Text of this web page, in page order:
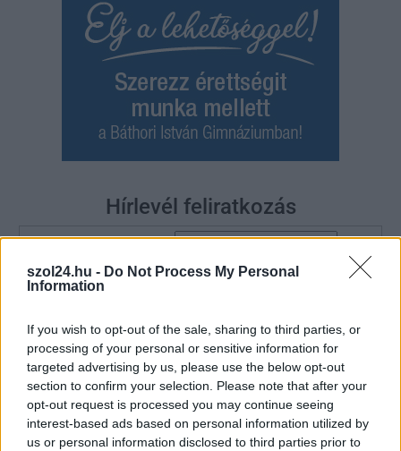
szol24.hu - Do Not Process My Personal
Information
If you wish to opt-out of the sale, sharing to third parties, or
processing of your personal or sensitive information for
targeted advertising by us, please use the below opt-out
section to confirm your selection. Please note that after your
opt-out request is processed you may continue seeing
interest-based ads based on personal information utilized by
us or personal information disclosed to third parties prior to
Hírlevél feliratkozás
Adja meg keresztnevét:
Adja
meg e-mail címét:
Megismertem és elfogadom a
Nem szeretne lemaradni semmiről? Csak egy kattintás, és hírlevelünk a
legfrissebb információkkal és exkluzív tartalmakkal hétről hétre
postaládájába érkezik!